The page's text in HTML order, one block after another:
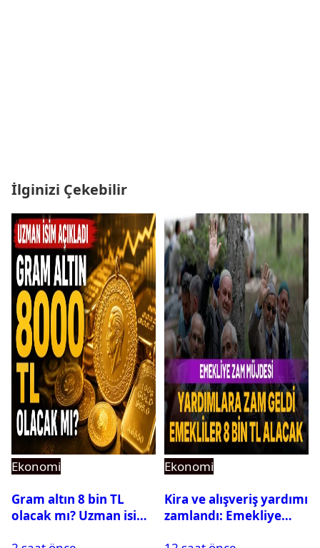
İlginizi Çekebilir
Ekonomi
Gram altın 8 bin TL
olacak mı? Uzman isim
Ekonomi
Kira ve alışveriş yardımı
zamlandı: Emekliye